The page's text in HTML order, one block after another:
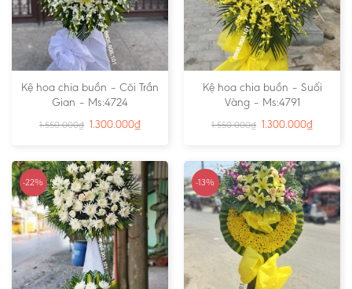
Kệ hoa chia buồn – Cõi Trần
Gian – Ms:4724
1.550.000₫ 1.300.000₫
Kệ hoa chia buồn – Suối
Vàng – Ms:4791
1.550.000₫ 1.300.000₫
-22% -13%